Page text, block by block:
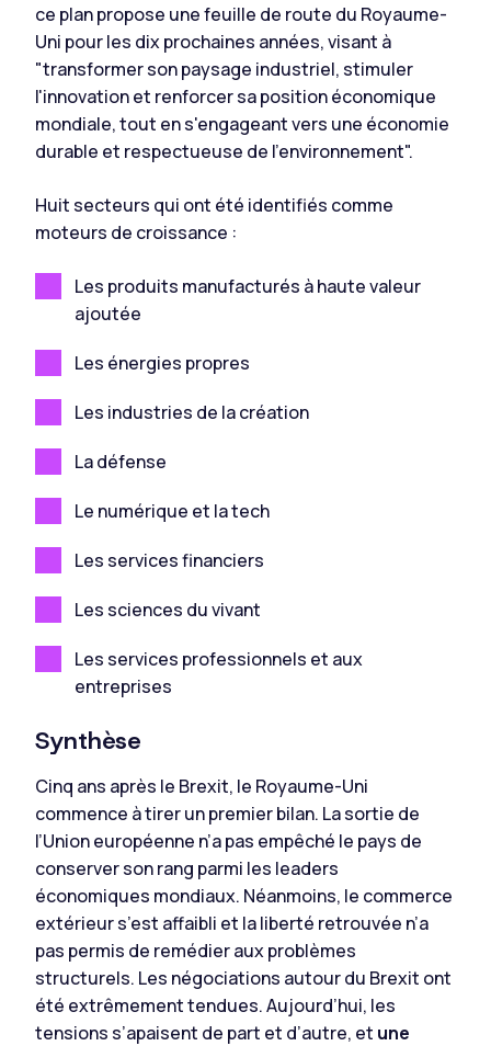
ce plan propose une feuille de route du Royaume-
Uni pour les dix prochaines années, visant à
"transformer son paysage industriel, stimuler
l'innovation et renforcer sa position économique
mondiale, tout en s'engageant vers une économie
durable et respectueuse de l'environnement".
Huit secteurs qui ont été identifiés comme
moteurs de croissance :
Les produits manufacturés à haute valeur
ajoutée
Les énergies propres
Les industries de la création
La défense
Le numérique et la tech
Les services financiers
Les sciences du vivant
Les services professionnels et aux
entreprises
Synthèse
Cinq ans après le Brexit, le Royaume-Uni
commence à tirer un premier bilan. La sortie de
l’Union européenne n’a pas empêché le pays de
conserver son rang parmi les leaders
économiques mondiaux. Néanmoins, le commerce
extérieur s’est affaibli et la liberté retrouvée n’a
pas permis de remédier aux problèmes
structurels. Les négociations autour du Brexit ont
été extrêmement tendues. Aujourd’hui, les
tensions s’apaisent de part et d’autre, et une